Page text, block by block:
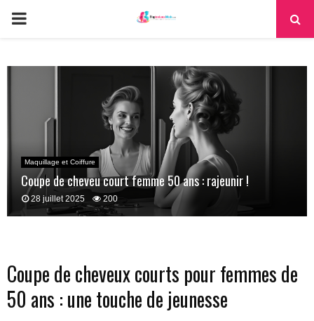
PRIMARY
Maquillage et Coiffure
Coupe de cheveu court femme 50 ans : rajeunir !
28 juillet 2025 200
Coupe de cheveux courts pour femmes de
50 ans : une touche de jeunesse